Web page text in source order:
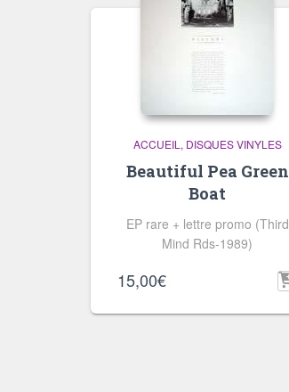
ACCUEIL DISQUES VINYLES
Beautiful Pea Green
Boat
EP rare + lettre promo (Third
Mind Rds-1989)
15,00€